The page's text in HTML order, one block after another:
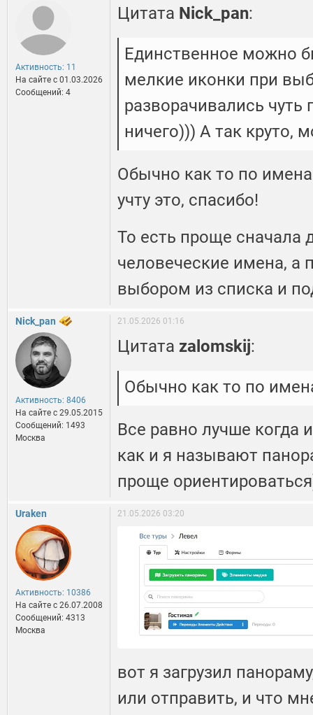
Активность: 11
На сайте c 01.03.2026
Сообщений: 4
Цитата Nick_pan:
Единственное можно
мелкие иконки при
разворачивались
ничего))) А так круто,
Обычно как то по
учту это, спасибо!
То есть проще сначала
человеческие имена, а
выбором из списка и
Nick_pan
Активность: 8406
На сайте c 29.05.2015
Сообщений: 1493
Москва
21.05.2026 01:16
Цитата zalomskij:
Обычно как то по
Все равно лучше когда
как и я называют
проще
Uraken
Активность: 10386
На сайте c 26.07.2008
Сообщений: 4313
Москва
21.05.2026 03:20
вот я загрузил
или отправить, и что